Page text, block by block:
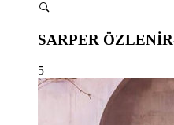
SARPER
5